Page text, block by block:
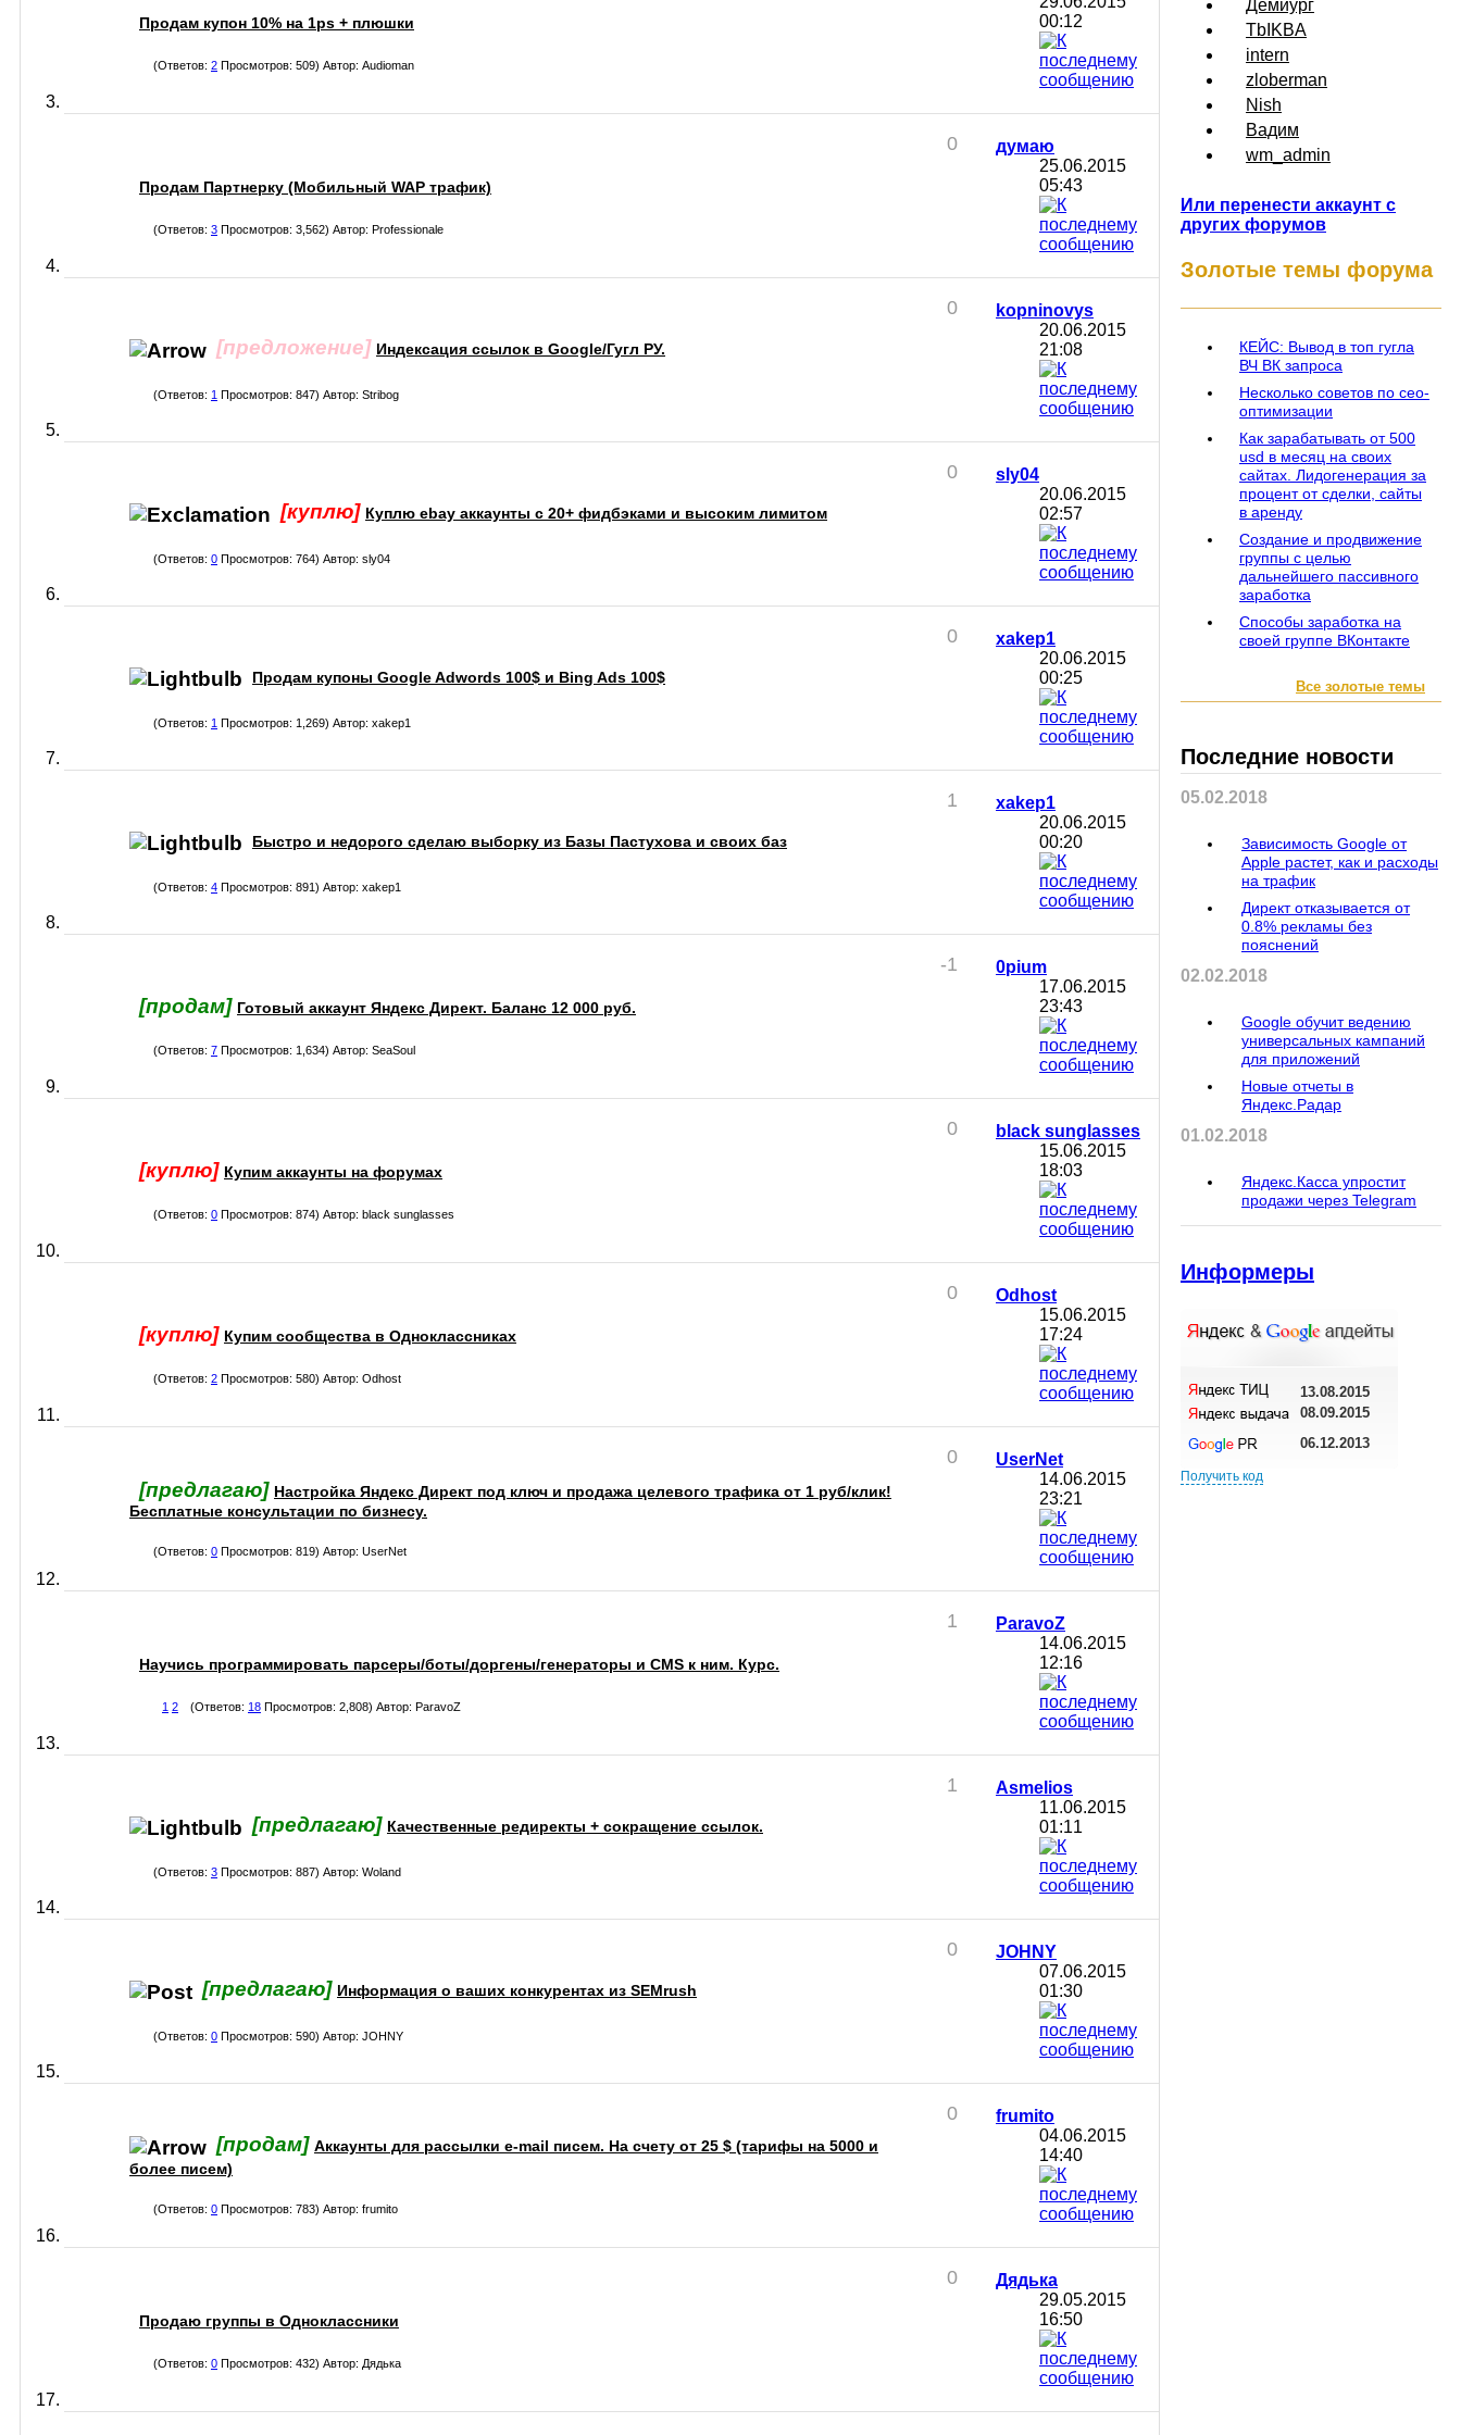
Продам купон 10% на 1ps + плюшки
(Ответов: 2 Просмотров: 509) Автор: Audioman
00:12
Продам Партнерку (Мобильный WAP трафик)
(Ответов: 3 Просмотров: 3,562) Автор: Professionale
0
думаю
25.06.2015
05:43
[предложение] Индексация ссылок в Google/Гугл РУ.
(Ответов: 1 Просмотров: 847) Автор: Stribog
0
kopninovys
20.06.2015
21:08
[куплю] Куплю ebay аккаунты с 20+ фидбэками и высоким лимитом
(Ответов: 0 Просмотров: 764) Автор: sly04
0
sly04
20.06.2015
02:57
Продам купоны Google Adwords 100$ и Bing Ads 100$
(Ответов: 1 Просмотров: 1,269) Автор: xakep1
0
xakep1
20.06.2015
00:25
Быстро и недорого сделаю выборку из Базы Пастухова и своих баз
(Ответов: 4 Просмотров: 891) Автор: xakep1
1
xakep1
20.06.2015
00:20
[продам] Готовый аккаунт Яндекс Директ. Баланс 12 000 руб.
(Ответов: 7 Просмотров: 1,634) Автор: SeaSoul
-1
0pium
17.06.2015
23:43
[куплю] Купим аккаунты на форумах
(Ответов: 0 Просмотров: 874) Автор: black sunglasses
0
black sunglasses
15.06.2015
18:03
[куплю] Купим сообщества в Одноклассниках
(Ответов: 2 Просмотров: 580) Автор: Odhost
0
Odhost
15.06.2015
17:24
[предлагаю] Настройка Яндекс Директ под ключ и продажа целевого трафика от 1 руб/клик!
Бесплатные консультации по бизнесу.
(Ответов: 0 Просмотров: 819) Автор: UserNet
0
UserNet
14.06.2015
23:21
Научись программировать парсеры/боты/доргены/генераторы и CMS к ним. Курс.
1 2 (Ответов: 18 Просмотров: 2,808) Автор: ParavoZ
1
ParavoZ
14.06.2015
12:16
[предлагаю] Качественные редиректы + сокращение ссылок.
(Ответов: 3 Просмотров: 887) Автор: Woland
1
Asmelios
11.06.2015
01:11
[предлагаю] Информация о ваших конкурентах из SEMrush
(Ответов: 0 Просмотров: 590) Автор: JOHNY
0
JOHNY
07.06.2015
01:30
[продам] Аккаунты для рассылки e-mail писем. На счету от 25 $ (тарифы на 5000 и
более писем)
(Ответов: 0 Просмотров: 783) Автор: frumito
0
frumito
04.06.2015
14:40
Продаю группы в Одноклассники
(Ответов: 0 Просмотров: 432) Автор: Дядька
0
Дядька
29.05.2015
16:50
Демиург
TbIKBA
intern
zloberman
Nish
Вадим
wm_admin
Или перенести аккаунт с
других форумов
Золотые темы форума
КЕЙС: Вывод в топ гугла
ВЧ ВК запроса
Несколько советов по сео-
оптимизации
Как зарабатывать от 500
usd в месяц на своих
сайтах. Лидогенерация за
процент от сделки, сайты
в аренду
Создание и продвижение
группы с целью
дальнейшего пассивного
заработка
Способы заработка на
своей группе ВКонтакте
Все золотые темы
Последние новости
05.02.2018
Зависимость Google от
Apple растет, как и расходы
на трафик
Директ отказывается от
0.8% рекламы без
пояснений
02.02.2018
Google обучит ведению
универсальных кампаний
для приложений
Новые отчеты в
Яндекс.Радар
01.02.2018
Яндекс.Касса упростит
продажи через Telegram
Информеры
13.08.2015
08.09.2015
06.12.2013
Получить код